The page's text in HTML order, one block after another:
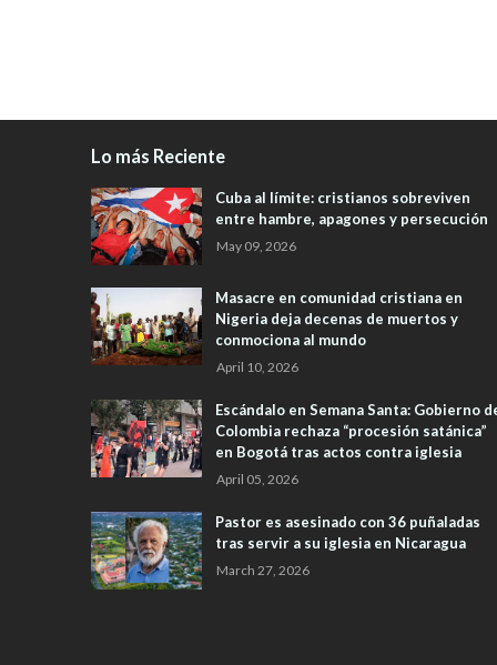
Lo más Reciente
Cuba al límite: cristianos sobreviven
entre hambre, apagones y persecución
May 09, 2026
Masacre en comunidad cristiana en
Nigeria deja decenas de muertos y
conmociona al mundo
April 10, 2026
Escándalo en Semana Santa: Gobierno
Colombia rechaza “procesión satánica”
en Bogotá tras actos contra iglesia
April 05, 2026
Pastor es asesinado con 36 puñaladas
tras servir a su iglesia en Nicaragua
March 27, 2026